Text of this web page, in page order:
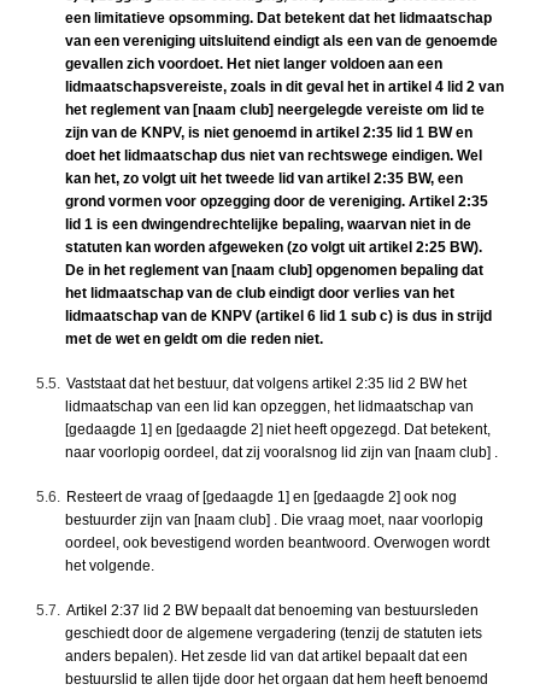
een limitatieve opsomming. Dat betekent dat het lidmaatschap
van een vereniging uitsluitend eindigt als een van de genoemde
gevallen zich voordoet. Het niet langer voldoen aan een
lidmaatschapsvereiste, zoals in dit geval het in artikel 4 lid 2 van
het reglement van [naam club] neergelegde vereiste om lid te
zijn van de KNPV, is niet genoemd in artikel 2:35 lid 1 BW en
doet het lidmaatschap dus niet van rechtswege eindigen. Wel
kan het, zo volgt uit het tweede lid van artikel 2:35 BW, een
grond vormen voor opzegging door de vereniging. Artikel 2:35
lid 1 is een dwingendrechtelijke bepaling, waarvan niet in de
statuten kan worden afgeweken (zo volgt uit artikel 2:25 BW).
De in het reglement van [naam club] opgenomen bepaling dat
het lidmaatschap van de club eindigt door verlies van het
lidmaatschap van de KNPV (artikel 6 lid 1 sub c) is dus in strijd
met de wet en geldt om die reden niet.
5.5. Vaststaat dat het bestuur, dat volgens artikel 2:35 lid 2 BW het
lidmaatschap van een lid kan opzeggen, het lidmaatschap van
[gedaagde 1] en [gedaagde 2] niet heeft opgezegd. Dat betekent,
naar voorlopig oordeel, dat zij vooralsnog lid zijn van [naam club] .
5.6. Resteert de vraag of [gedaagde 1] en [gedaagde 2] ook nog
bestuurder zijn van [naam club] . Die vraag moet, naar voorlopig
oordeel, ook bevestigend worden beantwoord. Overwogen wordt
het volgende.
5.7. Artikel 2:37 lid 2 BW bepaalt dat benoeming van bestuursleden
geschiedt door de algemene vergadering (tenzij de statuten iets
anders bepalen). Het zesde lid van dat artikel bepaalt dat een
bestuurslid te allen tijde door het orgaan dat hem heeft benoemd